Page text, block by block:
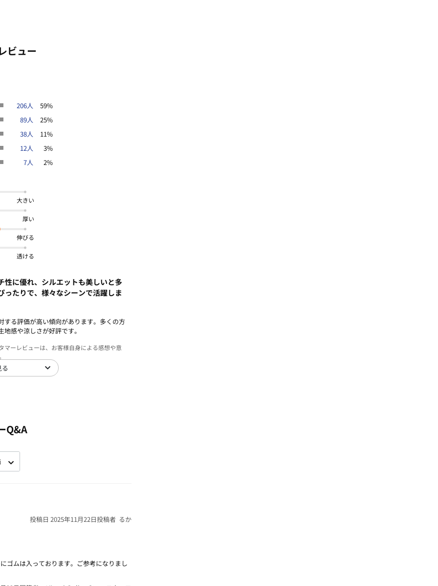
ビュー
206人
59%
89人
25%
38人
11%
12人
3%
7人
2%
大きい
厚い
伸びる
透ける
性に優れ、シルエットも美しいと多
たりで、様々なシーンで活躍しま
する評価が高い傾向があります。多くの方
感や涼しさが好評です。
マーレビューは、お客様自身による感想や意
Q&A
投稿者 るか
投稿日 2025年11月22日
ゴムは入っております。ご参考になりまし